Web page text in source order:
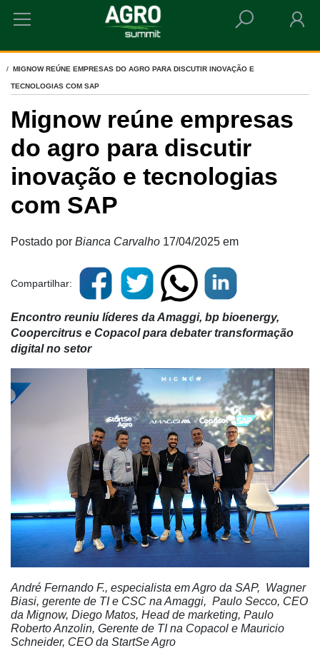
HOME
MIGNOW REÚNE EMPRESAS DO AGRO PARA DISCUTIR INOVAÇÃO E
TECNOLOGIAS COM SAP
Mignow reúne empresas
do agro para discutir
inovação e tecnologias
com SAP
Postado por Bianca Carvalho 17/04/2025 em
Compartilhar:
Encontro reuniu líderes da Amaggi, bp bioenergy,
Coopercitrus e Copacol para debater transformação
digital no setor
André Fernando F., especialista em Agro da SAP, Wagner
Biasi, gerente de TI e CSC na Amaggi, Paulo Secco, CEO
da Mignow, Diego Matos, Head de marketing, Paulo
Roberto Anzolin, Gerente de TI na Copacol e Mauricio
Schneider, CEO da StartSe Agro